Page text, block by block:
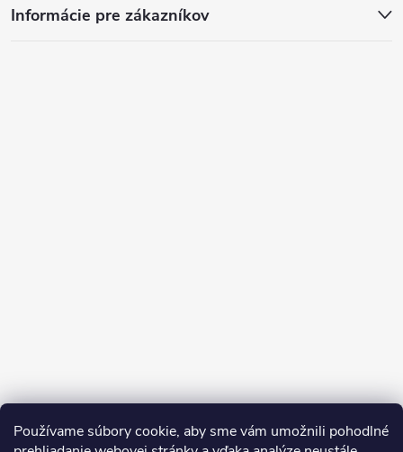
Používame súbory cookie, aby sme vám umožnili pohodlné
Informácie pre zákazníkov